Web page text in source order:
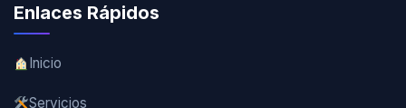
Enlaces Rápidos
Inicio
Servicios